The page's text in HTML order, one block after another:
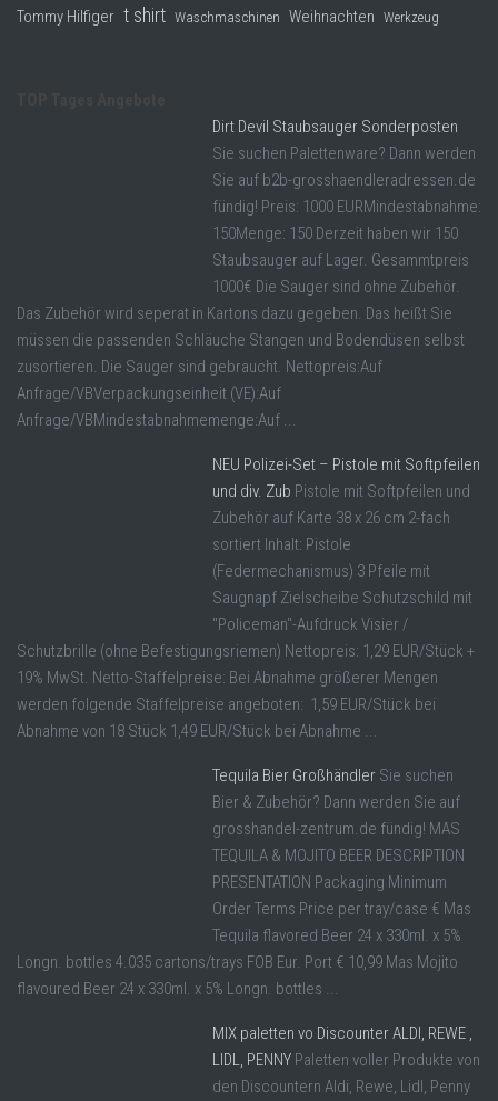
Tommy Hilfiger t shirt Waschmaschinen Weihnachten Werkzeug
Dirt Devil Staubsauger Sonderposten
Sie suchen Palettenware? Dann werden
Sie auf b2b-grosshaendleradressen.de
fündig! Preis: 1000 EURMindestabnahme:
150Menge: 150 Derzeit haben wir 150
Staubsauger auf Lager. Gesammtpreis
1000€ Die Sauger sind ohne Zubehör.
Das Zubehör wird seperat in Kartons dazu gegeben. Das heißt Sie
müssen die passenden Schläuche Stangen und Bodendüsen selbst
zusortieren. Die Sauger sind gebraucht. Nettopreis:Auf
Anfrage/VBVerpackungseinheit (VE):Auf
Anfrage/VBMindestabnahmemenge:Auf ...
NEU Polizei-Set – Pistole mit Softpfeilen
und div. Zub Pistole mit Softpfeilen und
Zubehör auf Karte 38 x 26 cm 2-fach
sortiert Inhalt: Pistole
(Federmechanismus) 3 Pfeile mit
Saugnapf Zielscheibe Schutzschild mit
"Policeman"-Aufdruck Visier /
Schutzbrille (ohne Befestigungsriemen) Nettopreis: 1,29 EUR/Stück +
19% MwSt. Netto-Staffelpreise: Bei Abnahme größerer Mengen
werden folgende Staffelpreise angeboten: 1,59 EUR/Stück bei
Abnahme von 18 Stück 1,49 EUR/Stück bei Abnahme ...
Tequila Bier Großhändler Sie suchen
Bier & Zubehör? Dann werden Sie auf
grosshandel-zentrum.de fündig! MAS
TEQUILA & MOJITO BEER DESCRIPTION
PRESENTATION Packaging Minimum
Order Terms Price per tray/case € Mas
Tequila flavored Beer 24 x 330ml. x 5%
Longn. bottles 4.035 cartons/trays FOB Eur. Port € 10,99 Mas Mojito
flavoured Beer 24 x 330ml. x 5% Longn. bottles ...
MIX paletten vo Discounter ALDI, REWE ,
LIDL, PENNY Paletten voller Produkte von
den Discountern Aldi, Rewe, Lidl, Penny